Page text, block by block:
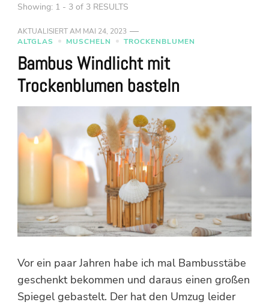
Showing: 1 - 3 of 3 RESULTS
AKTUALISIERT AM MAI 24, 2023
ALTGLAS
MUSCHELN TROCKENBLUMEN
Bambus Windlicht mit
Trockenblumen basteln
Vor ein paar Jahren habe ich mal Bambusstäbe
geschenkt bekommen und daraus einen großen
Spiegel gebastelt. Der hat den Umzug leider